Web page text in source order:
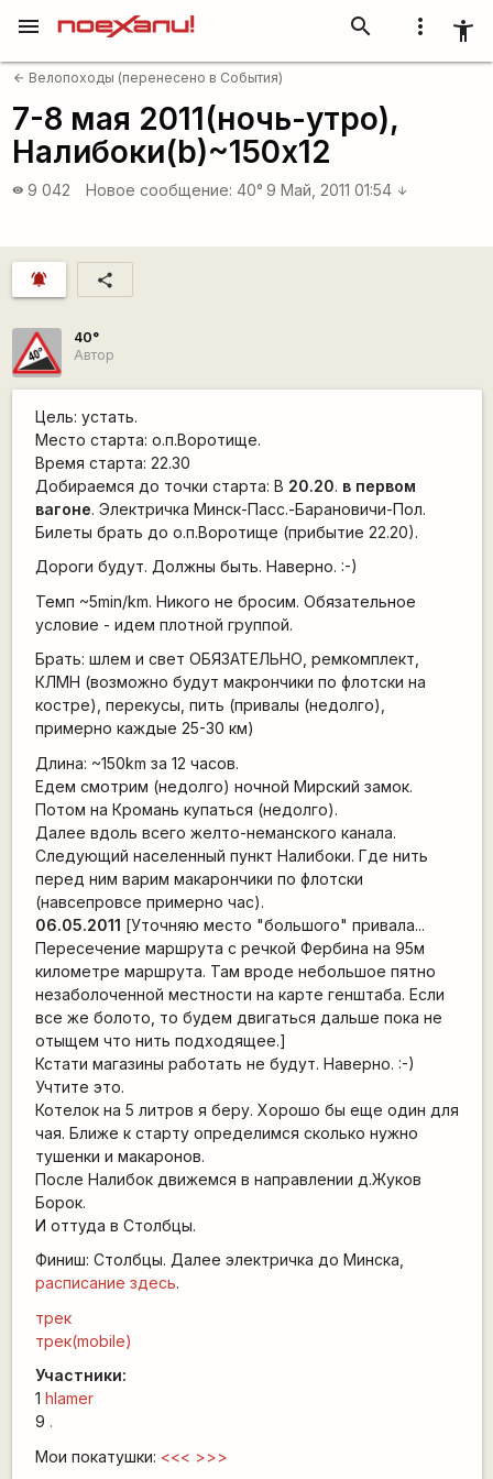
more_vert accessibility_new
search
menu
arrow_back Велопоходы (перенесено в События)
7-8 мая 2011(ночь-утро),
Налибоки(b)~150x12
visibility 9 042 Новое сообщение: 40° 9 Май, 2011 01:54 arrow_downward
notifications_active share
40°
Автор
Цель: устать.
Место старта: о.п.Воротище.
Время старта: 22.30
Добираемся до точки старта: В 20.20. в первом
вагоне. Электричка Минск-Пасс.-Барановичи-Пол.
Билеты брать до о.п.Воротище (прибытие 22.20).
Дороги будут. Должны быть. Наверно. :-)
Темп ~5min/km. Никого не бросим. Обязательное
условие - идем плотной группой.
Брать: шлем и свет ОБЯЗАТЕЛЬНО, ремкомплект,
КЛМН (возможно будут макрончики по флотски на
костре), перекусы, пить (привалы (недолго),
примерно каждые 25-30 км)
Длина: ~150km за 12 часов.
Едем смотрим (недолго) ночной Мирский замок.
Потом на Кромань купаться (недолго).
Далее вдоль всего желто-неманского канала.
Следующий населенный пункт Налибоки. Где нить
перед ним варим макарончики по флотски
(навсепровсе примерно час).
06.05.2011 [Уточняю место "большого" привала...
Пересечение маршрута с речкой Фербина на 95м
километре маршрута. Там вроде небольшое пятно
незаболоченной местности на карте генштаба. Если
все же болото, то будем двигаться дальше пока не
отыщем что нить подходящее.]
Кстати магазины работать не будут. Наверно. :-)
Учтите это.
Котелок на 5 литров я беру. Хорошо бы еще один для
чая. Ближе к старту определимся сколько нужно
тушенки и макаронов.
После Налибок движемся в направлении д.Жуков
Борок.
И оттуда в Столбцы.
Финиш: Столбцы. Далее электричка до Минска,
расписание здесь.
трек
трек(mobile)
Участники:
1 hlamer
9 .
Мои покатушки: <<< >>>